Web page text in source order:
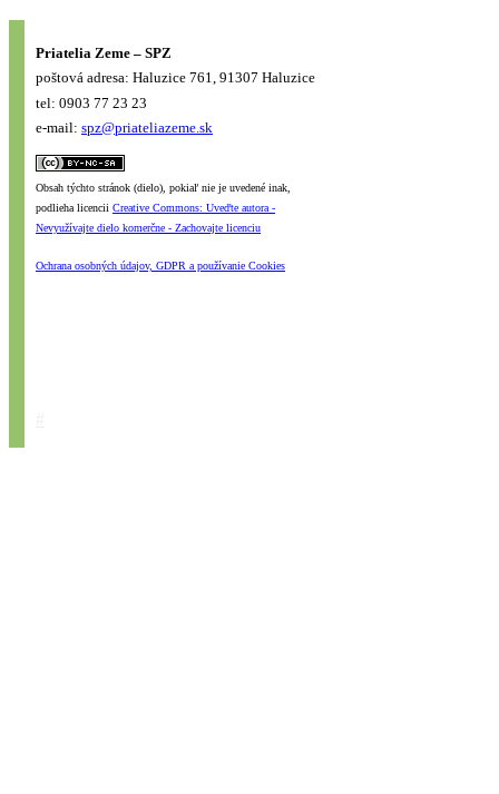
Priatelia Zeme – SPZ
poštová adresa: Haluzice 761, 91307 Haluzice
tel: 0903 77 23 23
e-mail: spz@priateliazeme.sk
Obsah týchto stránok (dielo), pokiaľ nie je uvedené inak,
podlieha licencii Creative Commons: Uveďte autora -
Nevyužívajte dielo komerčne - Zachovajte licenciu
Ochrana osobných údajov, GDPR a používanie Cookies